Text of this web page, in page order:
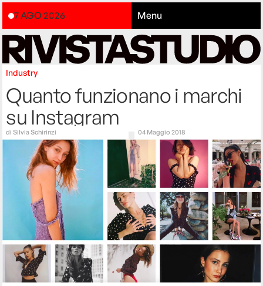
7 AGO 2026 Menu
Industry
Quanto funzionano i marchi
su Instagram
diSilvia Schirinzi 04 Maggio 2018